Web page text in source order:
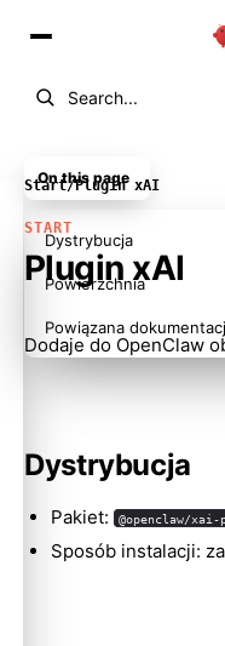
Search...
Start/Plugin xAI
START
Plugin xAI
Dodaje do OpenClaw
Dystrybucja
Pakiet: @openclaw/
Sposób instalacji:
On this page
Dystrybucja
Powierzchnia
Powiązana